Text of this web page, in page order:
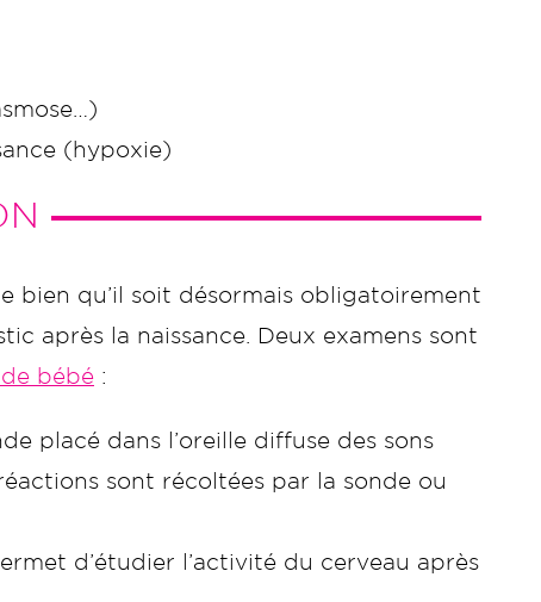
(hypoxie)
bien qu’il soit désormais obligatoirement
après la naissance. Deux examens sont
bébé :
placé dans l’oreille diffuse des sons
sont récoltées par la sonde ou
d’étudier l’activité du cerveau après